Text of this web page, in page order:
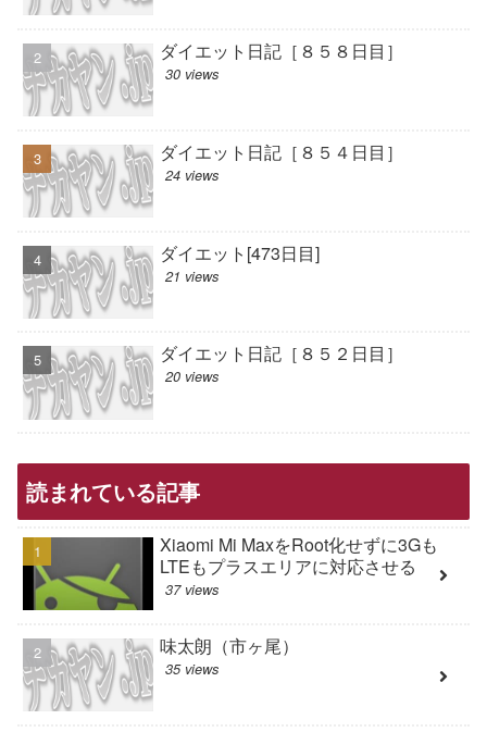
ダイエット日記［８５８日目］
30 views
ダイエット日記［８５４日目］
24 views
ダイエット[473日目]
21 views
ダイエット日記［８５２日目］
20 views
読まれている記事
Xiaomi Mi MaxをRoot化せずに3Gも
LTEもプラスエリアに対応させる
37 views
味太朗（市ヶ尾）
35 views